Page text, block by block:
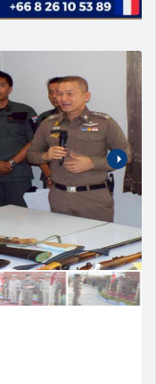
Days of Danger’ de